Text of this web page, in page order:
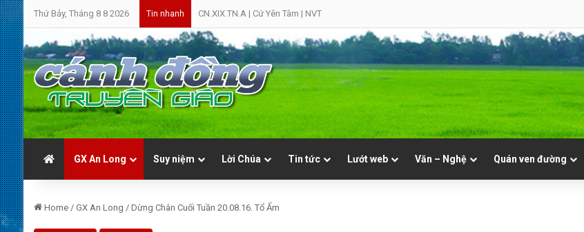
Thứ Bảy, Tháng 8 8 2026 Tin nhanh CN.XIX.TN.A | Cứ Yên Tâm | NVT
GX An Long Suy niệm Lời Chúa Tin tức Lướt web Văn – Nghệ Quán ven đường
Home / GX An Long / Dừng Chân Cuối Tuần 20.08.16. Tổ Ấm